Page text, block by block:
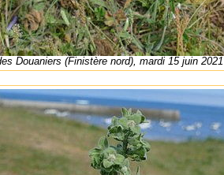
Douaniers (Finistère nord), mardi 15 juin 2021